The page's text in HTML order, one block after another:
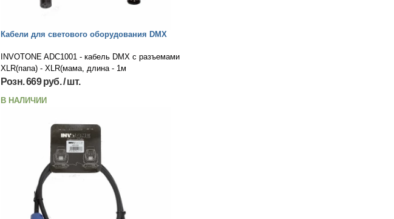
Кабели для светового оборудования DMX
INVOTONE ADC1001 - кабель DMX с разъемами
XLR(папа) - XLR(мама, длина - 1м
Розн. 669 руб. / шт.
В НАЛИЧИИ